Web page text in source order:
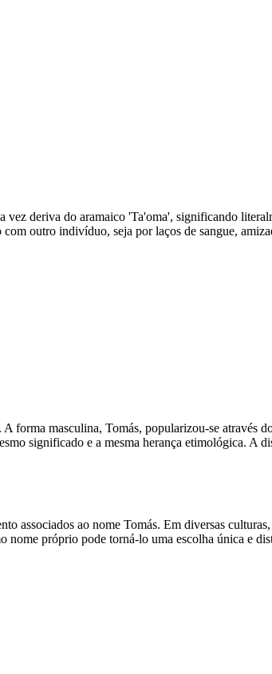
deriva do aramaico 'Ta'oma', significando
outro indivíduo, seja por laços de sangue,
forma masculina, Tomás, popularizou-se através
significado e a mesma herança etimológica. A
associados ao nome Tomás. Em diversas
próprio pode torná-lo uma escolha única e